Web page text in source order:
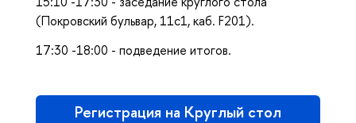
(Покровский бульвар, 11с1, каб. F201).
17:30 -18:00 - подведение итогов.
Регистрация на Круглый стол